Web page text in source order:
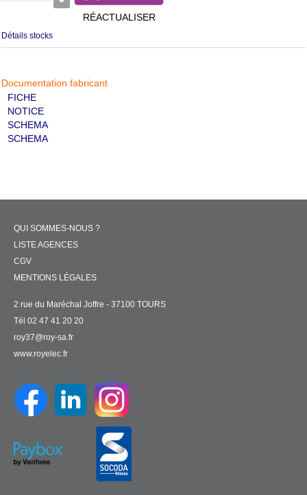
RÉACTUALISER
Détails stocks
Documentation fabricant
FICHE
NOTICE
SCHEMA
SCHEMA
QUI SOMMES-NOUS ?
LISTE AGENCES
CGV
MENTIONS LÉGALES
2 rue du Maréchal Joffre - 37100 TOURS
Tél 02 47 41 20 20
roy37@roy-sa.fr
www.royelec.fr